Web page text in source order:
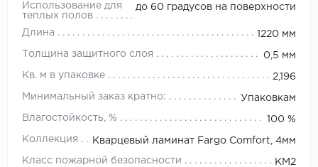
Использование для
теплых полов
до 60 градусов на поверхности
Длина 1220 мм
Толщина защитного слоя 0,5 мм
Кв. м в упаковке 2,196
Минимальный заказ кратно: Упаковкам
Влагостойкость, % 100 %
Коллекция Кварцевый ламинат Fargo Comfort, 4мм
Класс пожарной безопасности КМ2